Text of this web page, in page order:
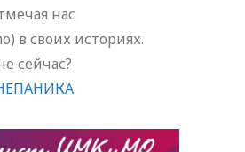
нас
в своих историях.
сейчас?